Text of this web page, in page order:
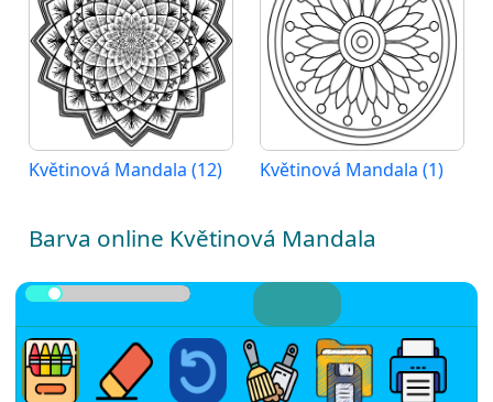
Květinová Mandala (12) Květinová Mandala (1)
Barva online Květinová Mandala